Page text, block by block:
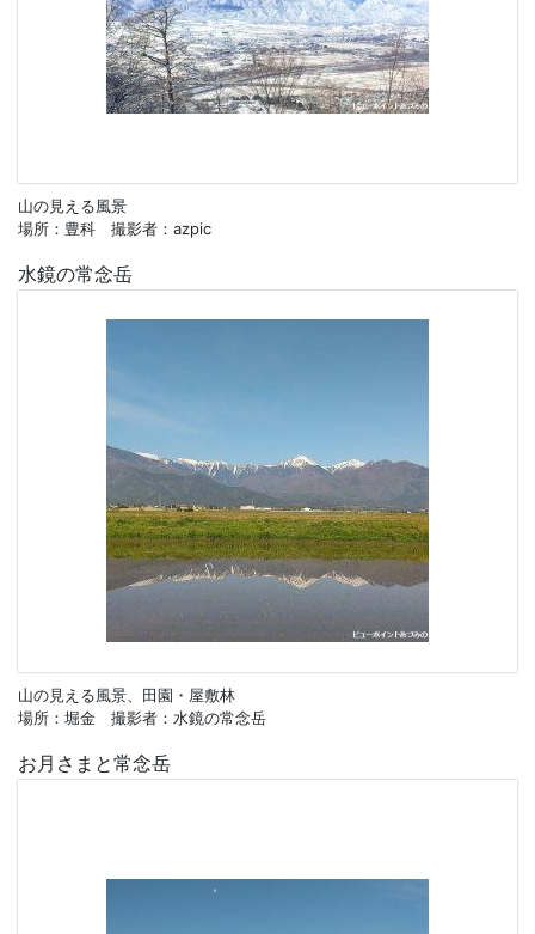
山の見える風景
場所：豊科 撮影者：azpic
水鏡の常念岳
山の見える風景、田園・屋敷林
場所：堀金 撮影者：水鏡の常念岳
お月さまと常念岳